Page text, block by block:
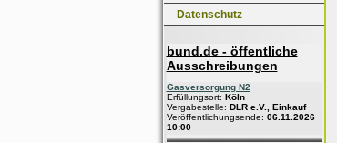
Datenschutz
bund.de - öffentliche
Ausschreibungen
Gasversorgung N2
Erfüllungsort: Köln
Vergabestelle: DLR e.V., Einkauf
Veröffentlichungsende: 06.11.2026
10:00